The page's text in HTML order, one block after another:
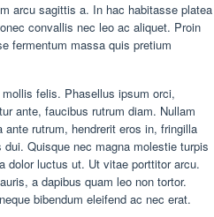
arcu sagittis a. In hac habitasse platea
convallis nec leo ac aliquet. Proin
fermentum massa quis pretium
felis. Phasellus ipsum orci,
ante, faucibus rutrum diam. Nullam
rutrum, hendrerit eros in, fringilla
Quisque nec magna molestie turpis
dolor luctus ut. Ut vitae porttitor arcu.
a dapibus quam leo non tortor.
bibendum eleifend ac nec erat.